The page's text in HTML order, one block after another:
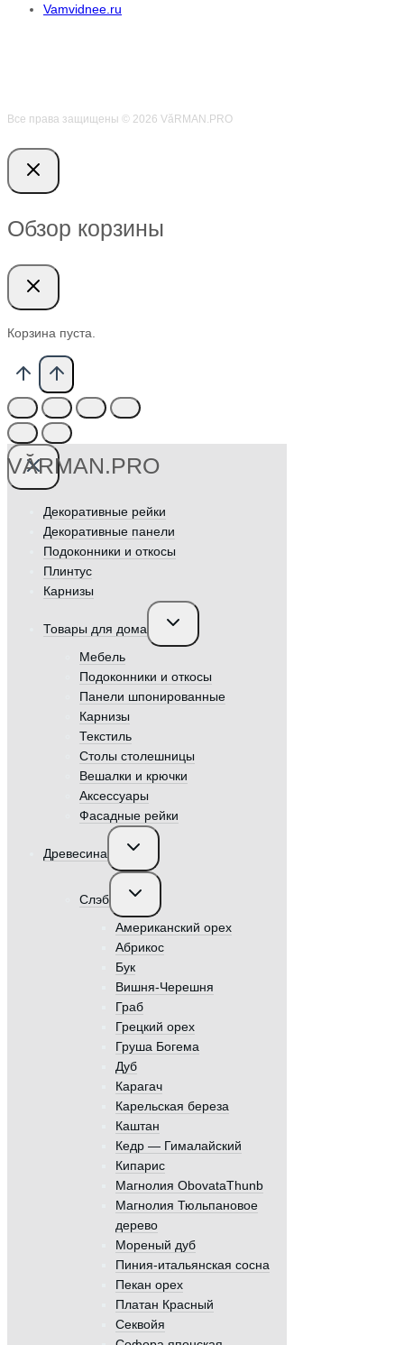
Vamvidnee.ru
Все права защищены © 2026 VӑRMAN.PRO
Обзор корзины
Корзина пуста.
VӐRMAN.PRO
Декоративные рейки
Декоративные панели
Подоконники и откосы
Плинтус
Карнизы
Товары для дома
Переключить
дочернее
Мебель
Подоконники и откосы
Панели шпонированные
Карнизы
Текстиль
Столы столешницы
Вешалки и крючки
Аксессуары
Фасадные рейки
Древесина
Переключить
дочернее
Слэб
Переключить
дочернее
Американский орех
Абрикос
Бук
Вишня-Черешня
Граб
Грецкий орех
Груша Богема
Дуб
Карагач
Карельская береза
Каштан
Кедр — Гималайский
Кипарис
Магнолия ObovataThunb
Магнолия Тюльпановое
дерево
Мореный дуб
Пиния-итальянская сосна
Пекан орех
Платан Красный
Секвойя